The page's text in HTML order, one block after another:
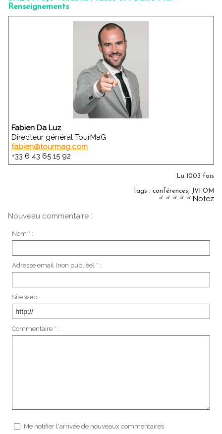
Renseignements
Fabien Da Luz
Directeur général TourMaG
fabien@tourmag.com
+33 6 43 65 15 92
Lu 1003 fois
Tags : conférences, JVFOM
Notez
Nouveau commentaire :
Nom * :
Adresse email (non publiée) * :
Site web :
Commentaire * :
Me notifier l'arrivée de nouveaux commentaires